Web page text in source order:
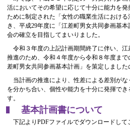
活においてその希望に応じて十分に能力を
ために制定された「女性の職業生活におけ
き、平成29年度に「江差町男女共同参画基
会の確立を目指してまいりました。
令和３年度の上記計画期間終了に伴い、江
推進のため、令和４年度から令和８年度ま
差町男女共同参画基本計画」を策定しました
当計画の推進により、性差による差別が
を分かち合い、個性や能力を十分に発揮で
す。
基本計画書について
下記よりPDFファイルでダウンロードして